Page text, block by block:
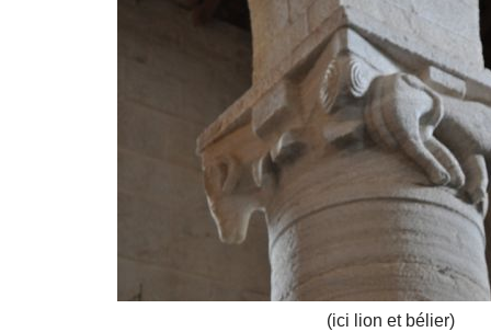
(ici lion et bélier)